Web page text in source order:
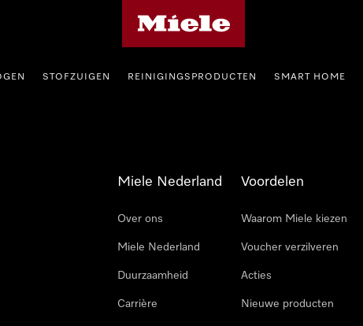
STOFZUIGEN REINIGINGSPRODUCTEN SMART HOME
Miele Nederland
Over ons
Miele Nederland
Duurzaamheid
Carrière
Voordelen
Waarom Miele kiezen
Voucher verzilveren
Acties
Nieuwe producten